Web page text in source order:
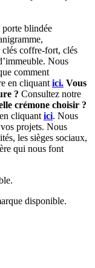
porte blindée
clés coffre-fort, clés
Nous
comment
en cliquant ici. Vous
? Consultez notre
crémone choisir ?
cliquant ici. Nous
projets. Nous
les sièges sociaux,
qui nous font
disponible.